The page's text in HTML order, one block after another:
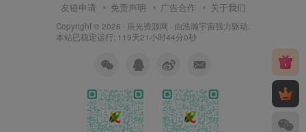
友链申请 免责声明 广告合作 关于我们
Copyright © 2026 · 辰光资源网 · 由浩瀚宇宙强力驱动.
本站已稳定运行: 119天21小时44分1秒